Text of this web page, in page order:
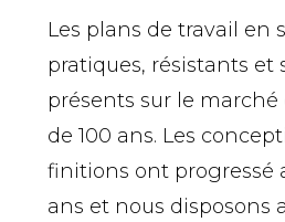
Les plans de travail en
pratiques, résistants et
présents sur le marché
de 100 ans. Les
finitions ont progressé
ans et nous disposons